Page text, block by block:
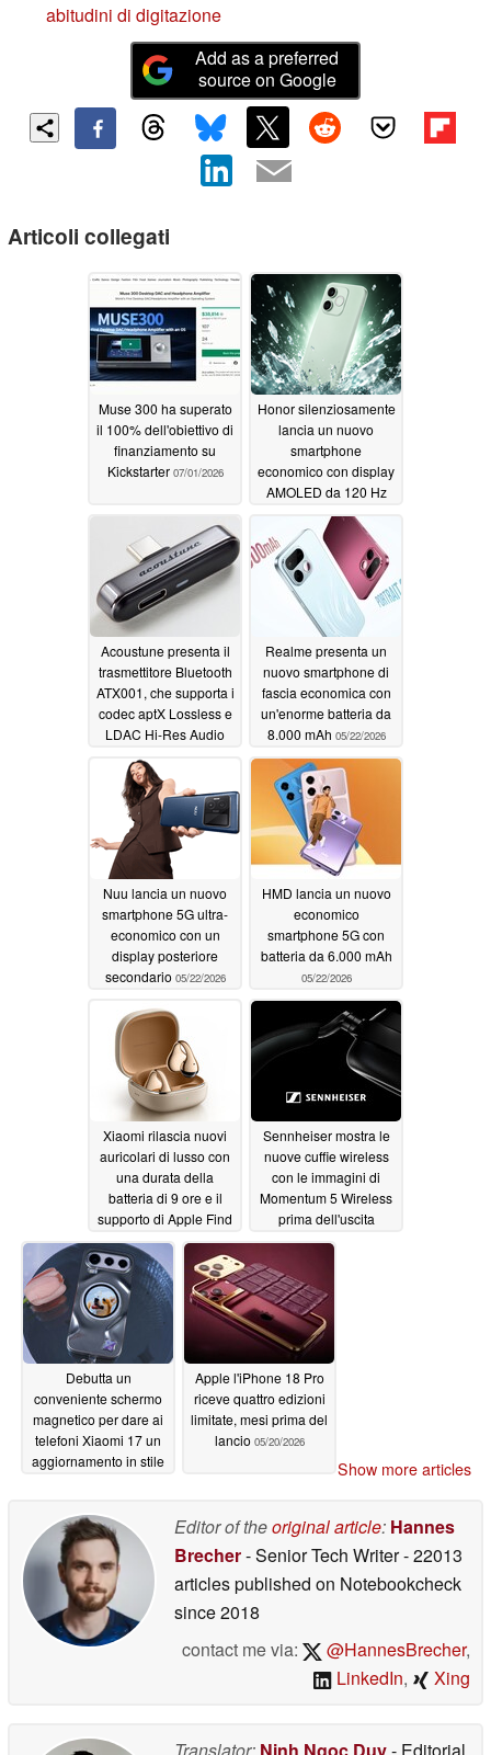
abitudini di digitazione
Add as a preferred
source on Google
Articoli collegati
Muse 300 ha superato
il 100% dell'obiettivo di
finanziamento su
Kickstarter 07/01/2026
Honor silenziosamente
lancia un nuovo
smartphone
economico con display
AMOLED da 120 Hz
05/26/2026
Acoustune presenta il
trasmettitore Bluetooth
ATX001, che supporta i
codec aptX Lossless e
LDAC Hi-Res Audio
per i telefoni Android e
Apple05/26/2026
Realme presenta un
nuovo smartphone di
fascia economica con
un'enorme batteria da
8.000 mAh 05/22/2026
Nuu lancia un nuovo
smartphone 5G ultra-
economico con un
display posteriore
secondario 05/22/2026
HMD lancia un nuovo
economico
smartphone 5G con
batteria da 6.000 mAh
05/22/2026
Xiaomi rilascia nuovi
auricolari di lusso con
una durata della
batteria di 9 ore e il
supporto di Apple Find
My05/22/2026
Sennheiser mostra le
nuove cuffie wireless
con le immagini di
Momentum 5 Wireless
prima dell'uscita
05/21/2026
Debutta un
conveniente schermo
magnetico per dare ai
telefoni Xiaomi 17 un
aggiornamento in stile
Apple l'iPhone 18 Pro
riceve quattro edizioni
limitate, mesi prima del
lancio 05/20/2026
Show more articles
Editor of theoriginal article: Hannes
Brecher- Senior Tech Writer- 22013
articles published on Notebookcheck
since 2018
contact me via:
@HannesBrecher,
LinkedIn, Xing